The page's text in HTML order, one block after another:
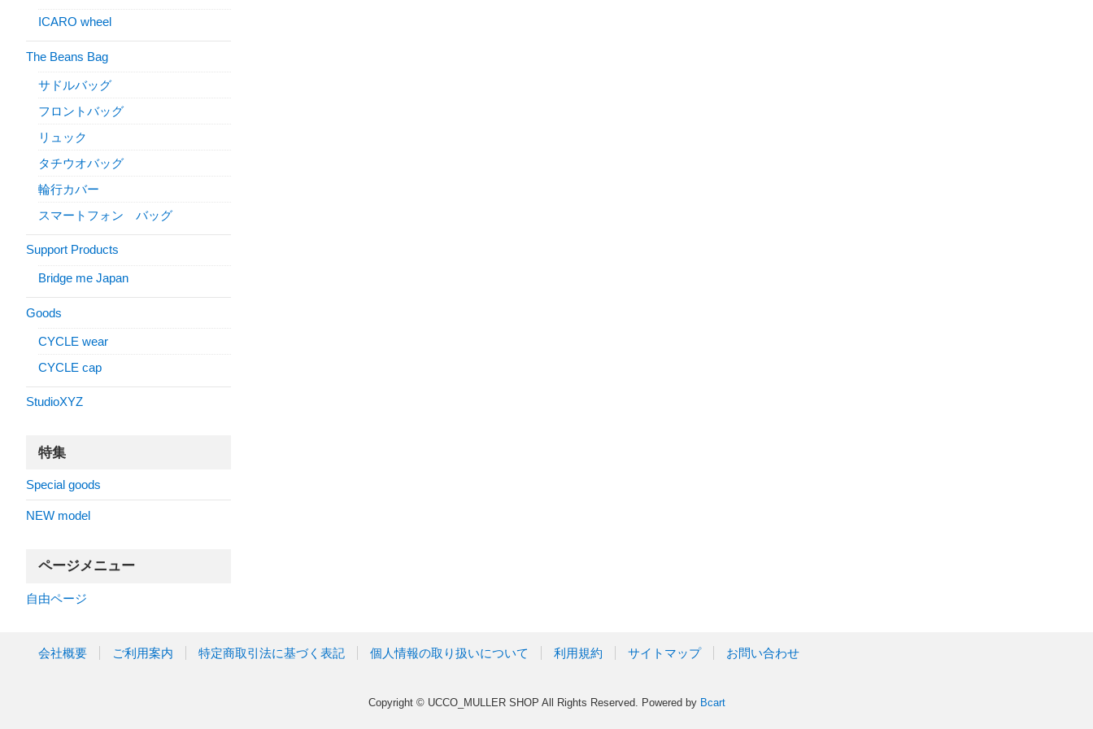
ICARO wheel
The Beans Bag
サドルバッグ
フロントバッグ
リュック
タチウオバッグ
輪行カバー
スマートフォン バッグ
Support Products
Bridge me Japan
Goods
CYCLE wear
CYCLE cap
StudioXYZ
特集
Special goods
NEW model
ページメニュー
自由ページ
会社概要 ご利用案内 特定商取引法に基づく表記 個人情報の取り扱いについて 利用規約 サイトマップ お問い合わせ
Copyright © UCCO_MULLER SHOP All Rights Reserved. Powered by Bcart